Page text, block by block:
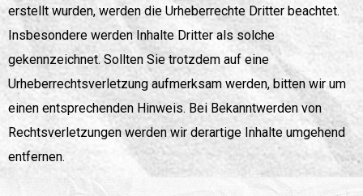
erstellt wurden, werden die Urheberrechte Dritter beachtet.
Insbesondere werden Inhalte Dritter als solche
gekennzeichnet. Sollten Sie trotzdem auf eine
Urheberrechtsverletzung aufmerksam werden, bitten wir um
einen entsprechenden Hinweis. Bei Bekanntwerden von
Rechtsverletzungen werden wir derartige Inhalte umgehend
entfernen.